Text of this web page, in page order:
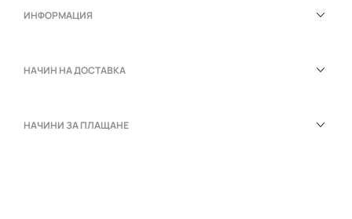
ИНФОРМАЦИЯ
НАЧИН НА ДОСТАВКА
НАЧИНИ ЗА ПЛАЩАНЕ